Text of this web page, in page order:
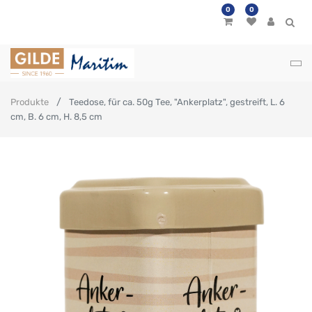
0 0
Produkte
Teedose, für ca. 50g Tee, "Ankerplatz", gestreift, L. 6
cm, B. 6 cm, H. 8,5 cm